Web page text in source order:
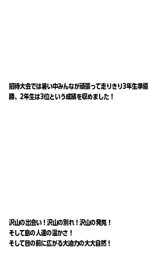
招待大会では暑い中みんなが頑張って走りきり3年生準優
勝、2年生は3位という成績を収めました！
沢山の出会い！沢山の別れ！沢山の発見！
そして島の人達の温かさ！
そして目の前に広がる大迫力の大大自然！